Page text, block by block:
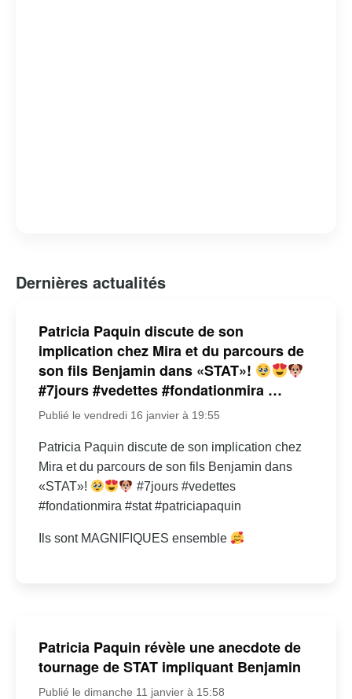
Dernières actualités
Patricia Paquin discute de son
implication chez Mira et du parcours de
son fils Benjamin dans «STAT»!
#7jours #vedettes #fondationmira …
Publié le vendredi 16 janvier à 19:55
Patricia Paquin discute de son implication chez
Mira et du parcours de son fils Benjamin dans
«STAT»!
#7jours #vedettes
#fondationmira #stat #patriciapaquin
Ils sont MAGNIFIQUES ensemble
Patricia Paquin révèle une anecdote de
tournage de STAT impliquant Benjamin
Publié le dimanche 11 janvier à 15:58